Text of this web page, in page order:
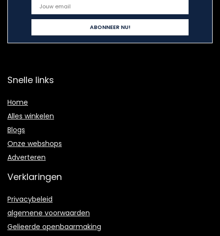
Snelle links
Home
Alles winkelen
Blogs
Onze webshops
Adverteren
Verklaringen
Privacybeleid
algemene voorwaarden
Gelieerde openbaarmaking